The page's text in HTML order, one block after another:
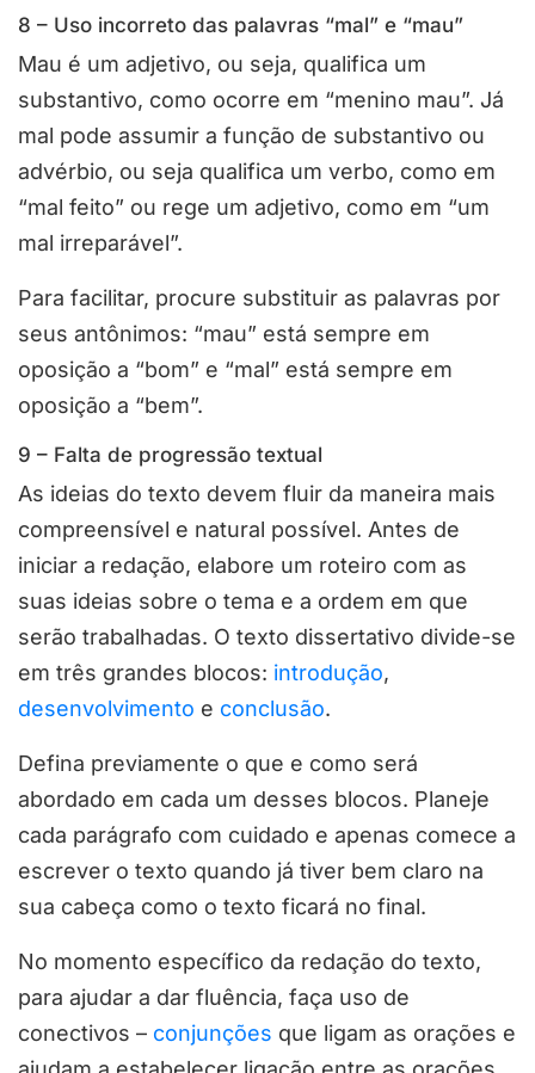
8 – Uso incorreto das palavras “mal” e “mau”
Mau é um adjetivo, ou seja, qualifica um
substantivo, como ocorre em “menino mau”. Já
mal pode assumir a função de substantivo ou
advérbio, ou seja qualifica um verbo, como em
“mal feito” ou rege um adjetivo, como em “um
mal irreparável”.
Para facilitar, procure substituir as palavras por
seus antônimos: “mau” está sempre em
oposição a “bom” e “mal” está sempre em
oposição a “bem”.
9 – Falta de progressão textual
As ideias do texto devem fluir da maneira mais
compreensível e natural possível. Antes de
iniciar a redação, elabore um roteiro com as
suas ideias sobre o tema e a ordem em que
serão trabalhadas. O texto dissertativo divide-se
em três grandes blocos: introdução,
desenvolvimento e conclusão.
Defina previamente o que e como será
abordado em cada um desses blocos. Planeje
cada parágrafo com cuidado e apenas comece a
escrever o texto quando já tiver bem claro na
sua cabeça como o texto ficará no final.
No momento específico da redação do texto,
para ajudar a dar fluência, faça uso de
conectivos – conjunções que ligam as orações e